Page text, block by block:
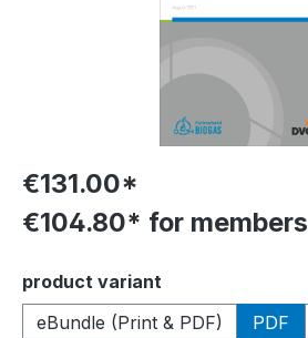
€131.00*
€104.80* for members
Select
product variant
eBundle (Print & PDF)
PDF